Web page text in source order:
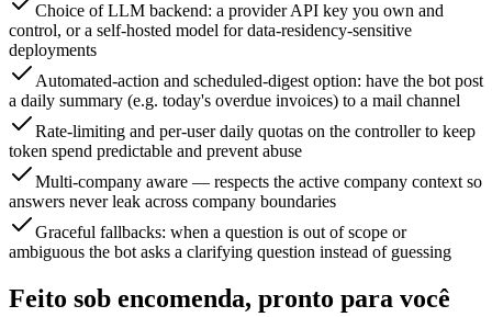
Choice of LLM backend: a provider API key you own and
control, or a self-hosted model for data-residency-sensitive
deployments
Automated-action and scheduled-digest option: have the bot post
a daily summary (e.g. today's overdue invoices) to a mail channel
Rate-limiting and per-user daily quotas on the controller to keep
token spend predictable and prevent abuse
Multi-company aware — respects the active company context so
answers never leak across company boundaries
Graceful fallbacks: when a question is out of scope or
ambiguous the bot asks a clarifying question instead of guessing
Feito sob encomenda, pronto para você